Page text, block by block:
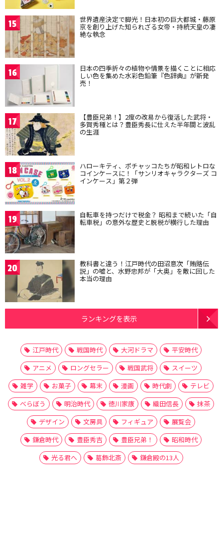
15 世界遺産決定で脚光！日本初の巨大都城・藤原
京を創り上げた知られざる女帝・持統天皇の凄
絶な執念
16 日本の四季折々の植物や情景を描くことに相応
しい色を集めた水彩色鉛筆『色辞典』が新発
売！
17 【豊臣兄弟！】2度の改易から復活した武将・
多賀秀種とは？豊臣秀長に仕えた半年間と波乱
の生涯
18 ハローキティ、ポチャッコたちが昭和レトロな
コインケースに！「サンリオキャラクターズ コ
インケース」第２弾
19 自転車を持つだけで税金？ 昭和まで続いた「自
転車税」の意外な歴史と脱税が横行した理由
20 教科書と違う！江戸時代の田沼意次「賄賂伝
説」の嘘と、水野忠邦が「大奥」を敵に回した
本当の理由
ランキングを表示
江戸時代 戦国時代 大河ドラマ
平安時代
アニメ
ロングセラー 戦国武将
スイーツ
雑学
お菓子 幕末 漫画 時代劇
テレビ
べらぼう
明治時代 徳川家康 織田信長
抹茶
デザイン
文房具 フィギュア
展覧会
鎌倉時代
豊臣秀吉 豊臣兄弟！
昭和時代
光る君へ
葛飾北斎 鎌倉殿の13人